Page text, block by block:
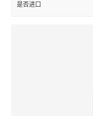
是否进口